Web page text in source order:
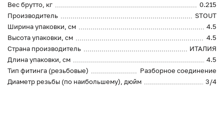
Вес брутто, кг
0.215
Производитель
STOUT
Ширина упаковки, см
4.5
Высота упаковки, см
4.5
Страна производитель
ИТАЛИЯ
Длина упаковки, см
4.5
Тип фитинга (резьбовые)
Разборное соединение
Диаметр резьбы (по наибольшему), дюйм
3/4